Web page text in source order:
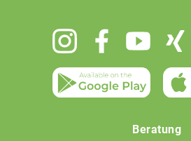
Beratung